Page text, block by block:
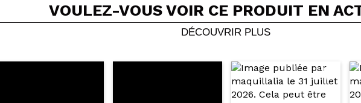
Partager une vidéo ou une photo
Votre vidéo pourrait être la première. Imaginez...
Recommandez-vous cet achat? Oui Non 5/
VOULEZ-VOUS VOIR CE PRODUIT EN
DÉCOUVRIR PLUS